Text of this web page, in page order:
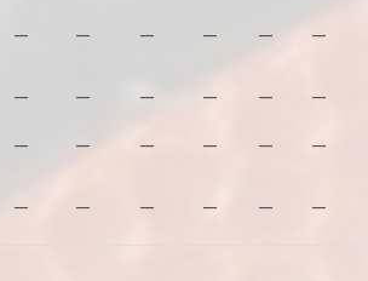
— — — — — —
— — — — —
—
— — — — — —
— — — — — —